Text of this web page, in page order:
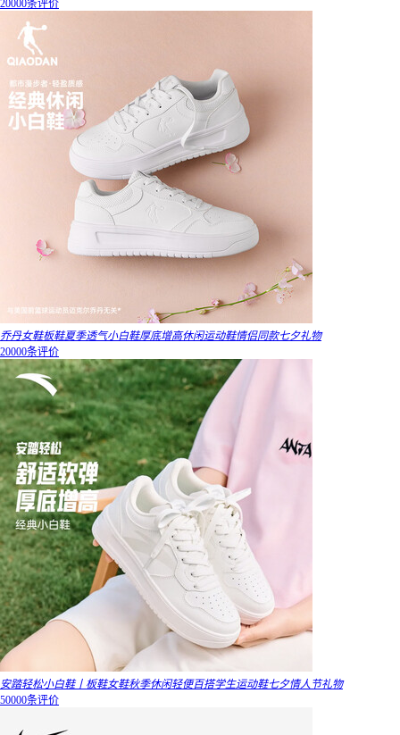
20000条评价
乔丹女鞋板鞋夏季透气小白鞋厚底增高休闲运动鞋情侣同款七夕礼物
20000条评价
安踏轻松小白鞋丨板鞋女鞋秋季休闲轻便百搭学生运动鞋七夕情人节礼物
50000条评价